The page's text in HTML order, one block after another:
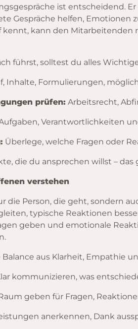
ist entscheidend.
Gespräche helfen,
kennt, kann den
führst, solltest du alles
Inhalte, Formulierungen,
prüfen: Arbeitsrecht,
Verantwortlichkeiten
Überlege, welche Fragen oder
die du ansprechen willst –
verstehen
Person, die geht, sondern
typische Reaktionen
geben und emotionale
aus Klarheit, Empathie
kommunizieren, was
geben für Fragen,
anerkennen, Dank